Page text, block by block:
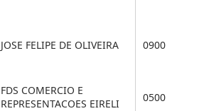
JOSE FELIPE DE OLIVEIRA 0900
FDS COMERCIO E
REPRESENTACOES EIRELI
0500